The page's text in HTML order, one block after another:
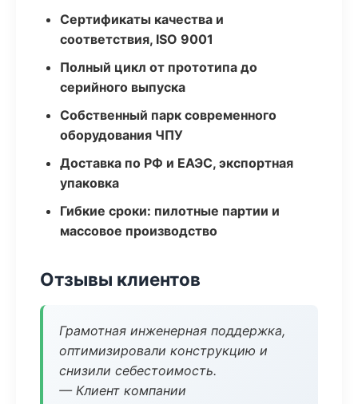
Сертификаты качества и
соответствия, ISO 9001
Полный цикл от прототипа до
серийного выпуска
Собственный парк современного
оборудования ЧПУ
Доставка по РФ и ЕАЭС, экспортная
упаковка
Гибкие сроки: пилотные партии и
массовое производство
Отзывы клиентов
Грамотная инженерная поддержка,
оптимизировали конструкцию и
снизили себестоимость.
— Клиент компании